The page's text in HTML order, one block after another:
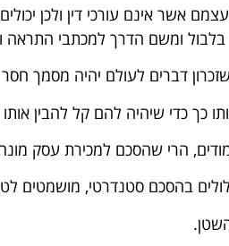
אשר אינם עורכי דין ולכן
בלבול ומשם הדרך למכתבי
דברים לעולם יהיה מסמך
כך כדי שיהיה להם קל להבין אותו
בהסכם סטנדרטי, מושמטים